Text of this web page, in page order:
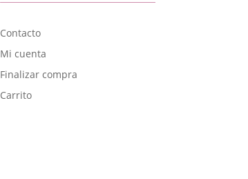
Contacto
Mi cuenta
Finalizar compra
Carrito